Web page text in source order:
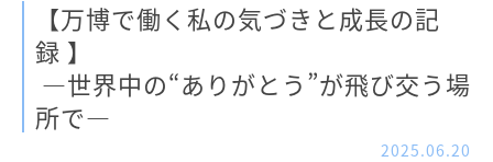
【万博で働く私の気づきと成長の記
録 】
―世界中の“ありがとう”が飛び交う場
所で―
2025.06.20